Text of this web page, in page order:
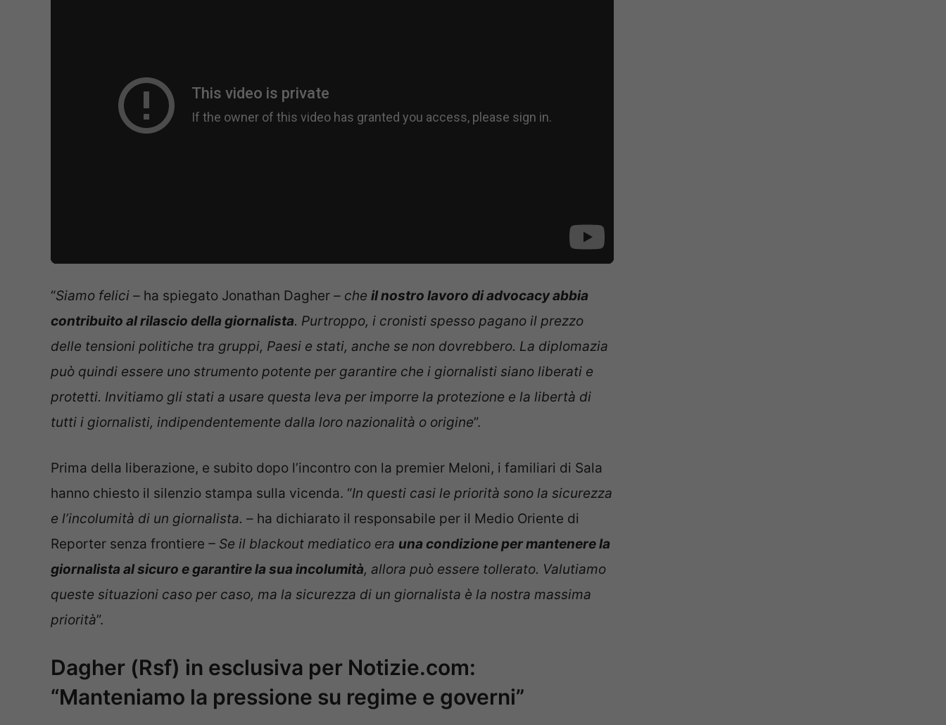
“Siamo felici – ha spiegato Jonathan Dagher – che il nostro lavoro di advocacy abbia
contribuito al rilascio della giornalista. Purtroppo, i cronisti spesso pagano il prezzo
delle tensioni politiche tra gruppi, Paesi e stati, anche se non dovrebbero. La diplomazia
può quindi essere uno strumento potente per garantire che i giornalisti siano liberati e
protetti. Invitiamo gli stati a usare questa leva per imporre la protezione e la libertà di
tutti i giornalisti, indipendentemente dalla loro nazionalità o origine”.
Prima della liberazione, e subito dopo l’incontro con la premier Meloni, i familiari di Sala
hanno chiesto il silenzio stampa sulla vicenda. “In questi casi le priorità sono la sicurezza
e l’incolumità di un giornalista. – ha dichiarato il responsabile per il Medio Oriente di
Reporter senza frontiere – Se il blackout mediatico era una condizione per mantenere la
giornalista al sicuro e garantire la sua incolumità, allora può essere tollerato. Valutiamo
queste situazioni caso per caso, ma la sicurezza di un giornalista è la nostra massima
priorità”.
Dagher (Rsf) in esclusiva per Notizie.com:
“Manteniamo la pressione su regime e governi”